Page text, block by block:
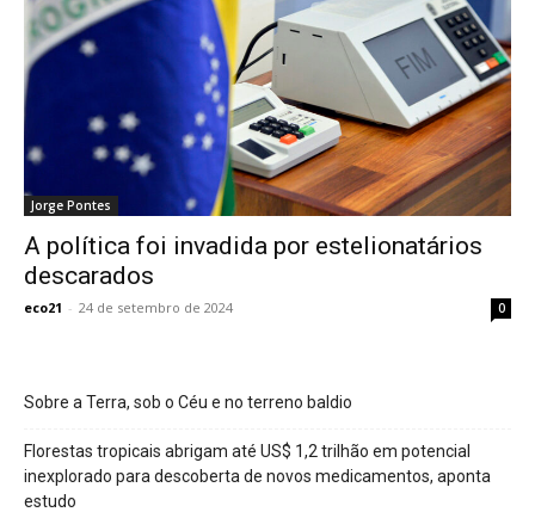
Jorge Pontes
A política foi invadida por estelionatários
descarados
eco21 - 24 de setembro de 2024 0
Sobre a Terra, sob o Céu e no terreno baldio
Florestas tropicais abrigam até US$ 1,2 trilhão em potencial
inexplorado para descoberta de novos medicamentos, aponta
estudo